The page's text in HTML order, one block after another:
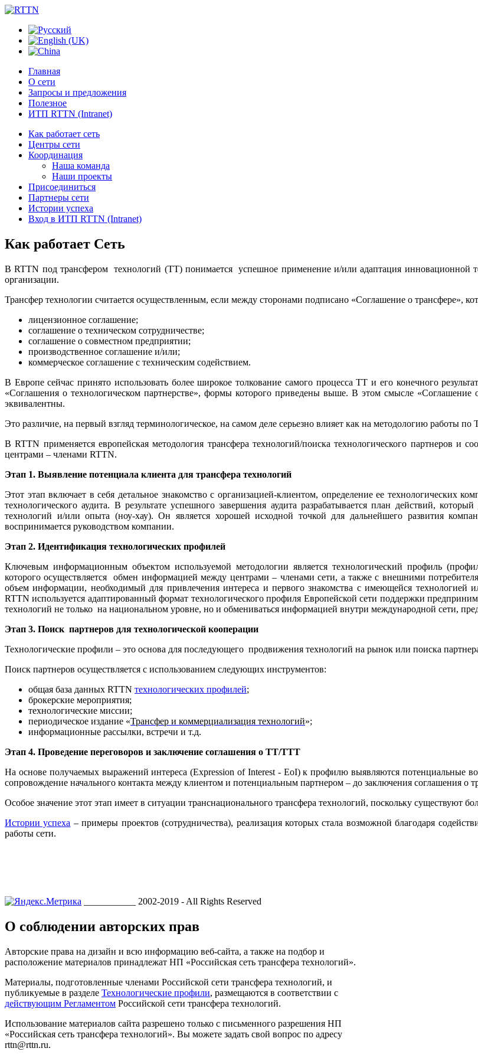
Главная
О сети
Запросы и предложения
Полезное
ИТП RTTN (Intranet)
Как работает сеть
Центры сети
Координация
Наша команда
Наши проекты
Присоединиться
Партнеры сети
Истории успеха
Вход в ИТП RTTN (Intranet)
Как работает Сеть
ВRTTN под трансфером технологий (ТТ) понимается успешное применение и/или адаптация инновационной
организации.
Трансфер технологии считается осуществленным, если между сторонами подписано «Соглашение о трансфере»,
лицензионное соглашение;
соглашение о техническом сотрудничестве;
соглашение о совместном предприятии;
производственное соглашение и/или;
коммерческое соглашение с техническим содействием.
В Европе сейчас принято использовать более широкое толкование самого процесса ТТ и его конечного
«Соглашения о технологическом партнерстве», формы которого приведены выше. В этом смысле «Соглашение
эквивалентны.
Это различие, на первый взгляд терминологическое, на самом деле серьезно влияет как на методологию работы
ВRTTN применяется европейская методология трансфера технологий/поиска технологического партнеров и
центрами – членами RTTN.
Этап 1. Выявление потенциала клиента для трансфера технологий
Этот этап включает в себя детальное знакомство с организацией-клиентом, определение ее технологических
технологического аудита. В результате успешного завершения аудита разрабатывается план действий,
технологий и/или опыта (ноу-хау). Он является хорошей исходной точкой для дальнейшего развития
воспринимается руководством компании.
Этап 2. Идентификация технологических профилей
Ключевым информационным объектом используемой методологии является технологический профиль
которого осуществляется обмен информацией между центрами – членами сети, а также с внешними
объем информации, необходимый для привлечения интереса и первого знакомства с имеющейся технологией
RTTNиспользуется адаптированный формат технологического профиля Европейской сети поддержки
технологий не только на национальном уровне, но и обмениваться информацией внутри международной сети,
Этап 3. Поиск партнеров для технологической кооперации
Технологические профили – это основа для последующего продвижения технологий на рынок или поиска
Поиск партнеров осуществляется с использованием следующих инструментов:
общая база данных RTTN технологических профилей;
брокерские мероприятия;
технологические миссии;
периодическое издание «Трансфер и коммерциализация технологий»;
информационные рассылки, встречи и т.д.
Этап 4. Проведение переговоров и заключение соглашения о ТТ/ТТТ
На основе получаемых выражений интереса (Expressionof Interest- EoI) к профилю выявляются потенциальные
сопровождение начального контакта между клиентом и потенциальным партнером – до заключения соглашения о
Особое значение этот этап имеет в ситуации транснационального трансфера технологий, поскольку существуют
Истории успеха – примеры проектов (сотрудничества), реализация которых стала возможной благодаря
работы сети.
___________ 2002-2019 - All Rights Reserved
О соблюдении авторских прав
Авторские права на дизайн и всю информацию веб-сайта, а также на подбор и
расположение материалов принадлежат НП «Российская сеть трансфера технологий».
Материалы, подготовленные членами Российской сети трансфера технологий, и
публикуемые в разделе Технологические профили, размещаются в соответствии с
действующим Регламентом Российской сети трансфера технологий.
Использование материалов сайта разрешено только с письменного разрешения НП
«Российская сеть трансфера технологий». Вы можете задать свой вопрос по адресу
rttn@rttn.ru.